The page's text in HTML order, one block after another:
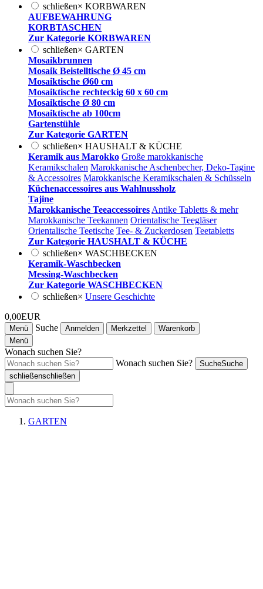
schließen× KORBWAREN
AUFBEWAHRUNG
KORBTASCHEN
Zur Kategorie KORBWAREN
schließen× GARTEN
Mosaikbrunnen
Mosaik Beistelltische Ø 45 cm
Mosaiktische Ø60 cm
Mosaiktische rechteckig 60 x 60 cm
Mosaiktische Ø 80 cm
Mosaiktische ab 100cm
Gartenstühle
Zur Kategorie GARTEN
schließen× HAUSHALT & KÜCHE
Keramik aus Marokko Große marokkanische
Keramikschalen Marokkanische Aschenbecher, Deko-Tagine
& Accessoires Marokkanische Keramikschalen & Schüsseln
Küchenaccessoires aus Wahlnussholz
Tajine
Marokkanische Teeaccessoires Antike Tabletts & mehr
Marokkanische Teekannen Orientalische Teegläser
Orientalische Teetische Tee- & Zuckerdosen Teetabletts
Zur Kategorie HAUSHALT & KÜCHE
schließen× WASCHBECKEN
Keramik-Waschbecken
Messing-Waschbecken
Zur Kategorie WASCHBECKEN
schließen× Unsere Geschichte
0,00EUR
Menü Suche Anmelden Merkzettel
Warenkorb
Menü
Wonach suchen Sie?
Wonach suchen Sie?
SucheSuche
schließenschließen
GARTEN